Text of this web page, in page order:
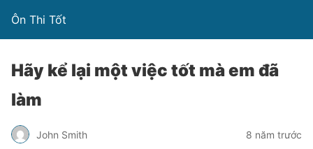
Ôn Thi Tốt
Hãy kể lại một việc tốt mà em đã
làm
John Smith 8 năm trước